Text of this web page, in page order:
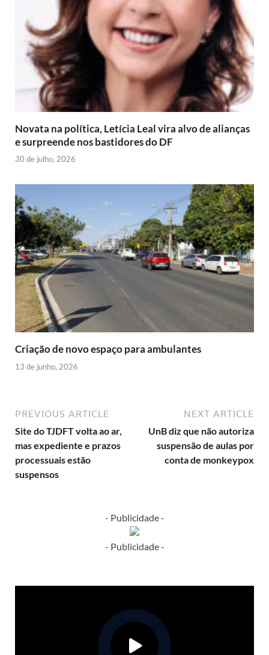
Novata na política, Letícia Leal vira alvo de alianças
e surpreende nos bastidores do DF
30 de julho, 2026
Criação de novo espaço para ambulantes
13 de junho, 2026
PREVIOUS ARTICLE
Site do TJDFT volta ao ar,
mas expediente e prazos
processuais estão
suspensos
NEXT ARTICLE
UnB diz que não autoriza
suspensão de aulas por
conta de monkeypox
- Publicidade -
- Publicidade -